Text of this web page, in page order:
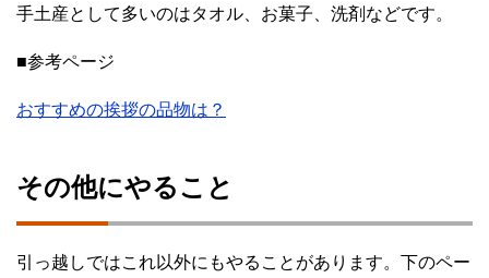
手土産として多いのはタオル、お菓子、洗剤などです。
■参考ページ
おすすめの挨拶の品物は？
その他にやること
引っ越しではこれ以外にもやることがあります。下のペー